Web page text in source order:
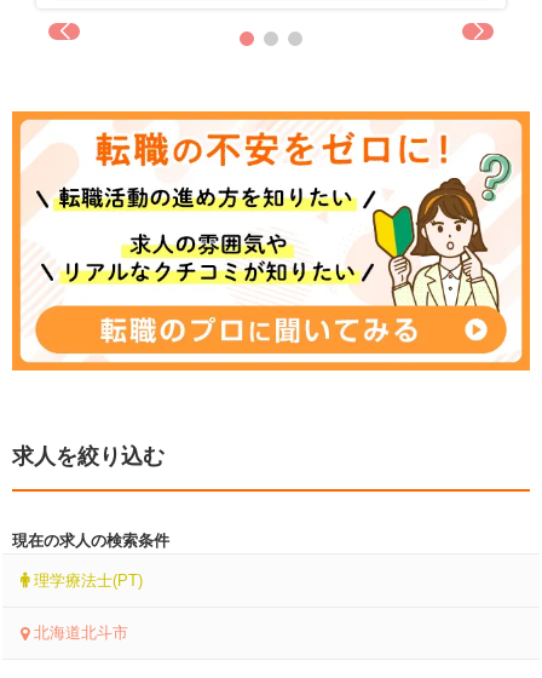
求人を絞り込む
現在の求人の検索条件
理学療法士(PT)
北海道北斗市